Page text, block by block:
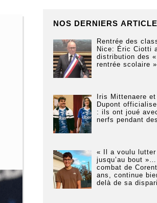
NOS DERNIERS
Rentrée des
Nice: Éric Ciotti
distribution des
rentrée scolaire
Iris Mittenaere
Dupont
: ils ont joué
nerfs pendant
« Il a voulu lutter
jusqu’au bout
combat de
ans, continue
delà de sa